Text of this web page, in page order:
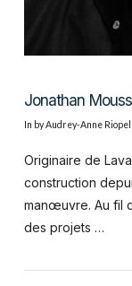
Jonathan
In by Audrey-Anne Riopel
Originaire de
construction
manœuvre. Au fil
des projets …